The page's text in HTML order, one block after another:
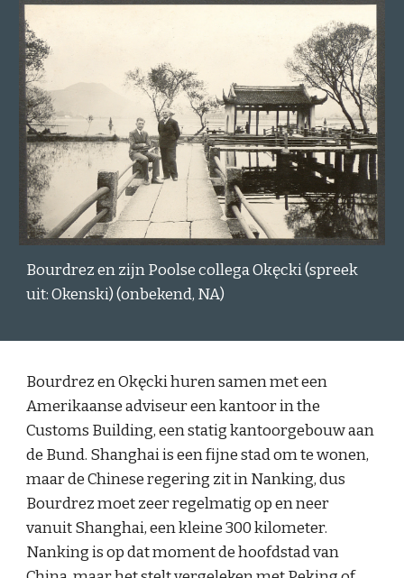
Bourdrez en zijn Poolse collega Okęcki (spreek
uit: Okenski) (onbekend, NA)
Bourdrez en Okęcki huren samen met een
Amerikaanse adviseur een kantoor in the
Customs Building, een statig kantoorgebouw aan
de Bund. Shanghai is een fijne stad om te wonen,
maar de Chinese regering zit in Nanking, dus
Bourdrez moet zeer regelmatig op en neer
vanuit Shanghai, een kleine 300 kilometer.
Nanking is op dat moment de hoofdstad van